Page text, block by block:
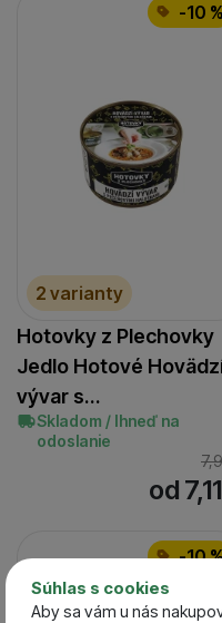
Súhlas s cookies
Aby sa vám u nás
-10 %
2 varianty
Hotovky z Plechovky
Jedlo Hotové
vývar s…
Skladom / Ihneď na
odoslanie
od
-10